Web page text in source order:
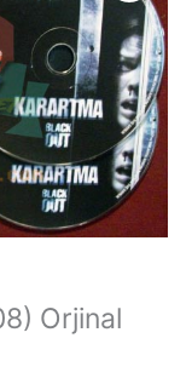
Orjinal